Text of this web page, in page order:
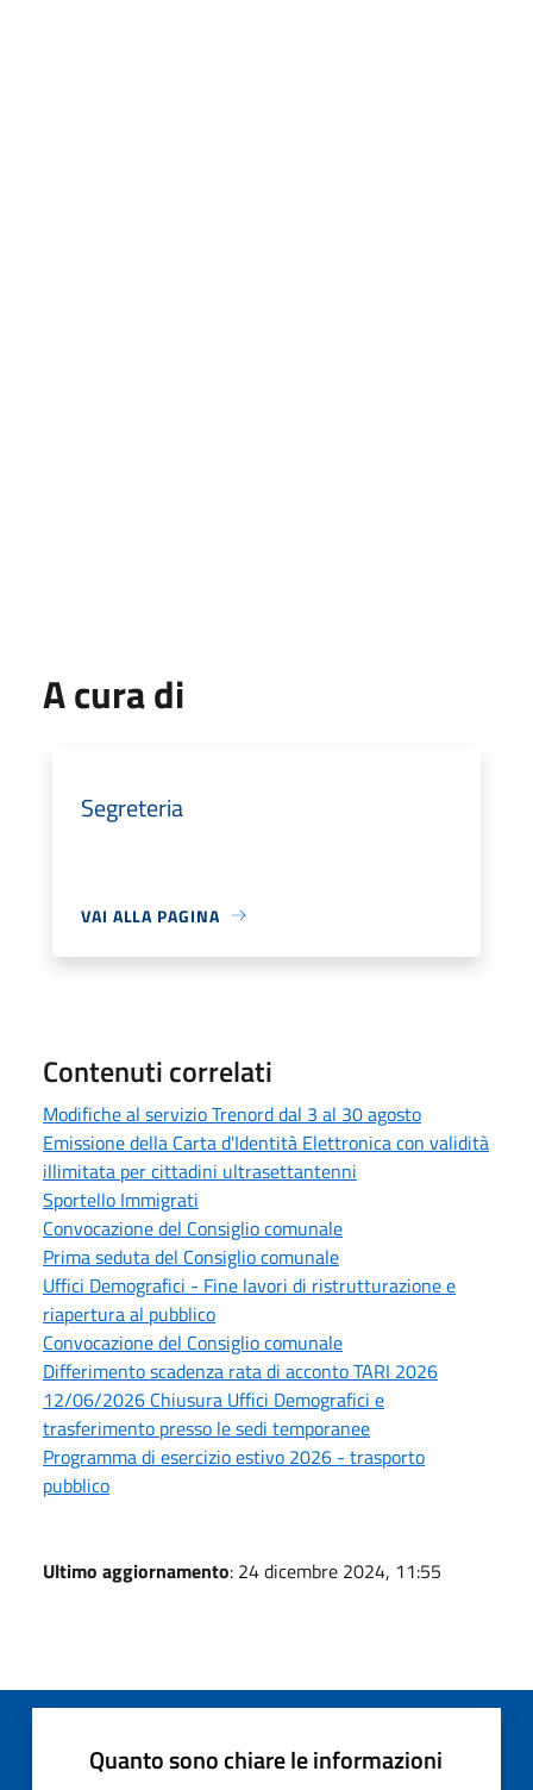
A cura di
Segreteria
VAI ALLA PAGINA
Contenuti correlati
Modifiche al servizio Trenord dal 3 al 30 agosto
Emissione della Carta d'Identità Elettronica con validità
illimitata per cittadini ultrasettantenni
Sportello Immigrati
Convocazione del Consiglio comunale
Prima seduta del Consiglio comunale
Uffici Demografici - Fine lavori di ristrutturazione e
riapertura al pubblico
Convocazione del Consiglio comunale
Differimento scadenza rata di acconto TARI 2026
12/06/2026 Chiusura Uffici Demografici e
trasferimento presso le sedi temporanee
Programma di esercizio estivo 2026 - trasporto
pubblico
Ultimo aggiornamento: 24 dicembre 2024, 11:55
Quanto sono chiare le informazioni